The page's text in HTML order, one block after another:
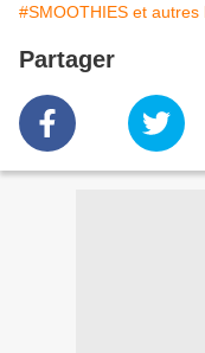
#SMOOTHIES et autres
Partager